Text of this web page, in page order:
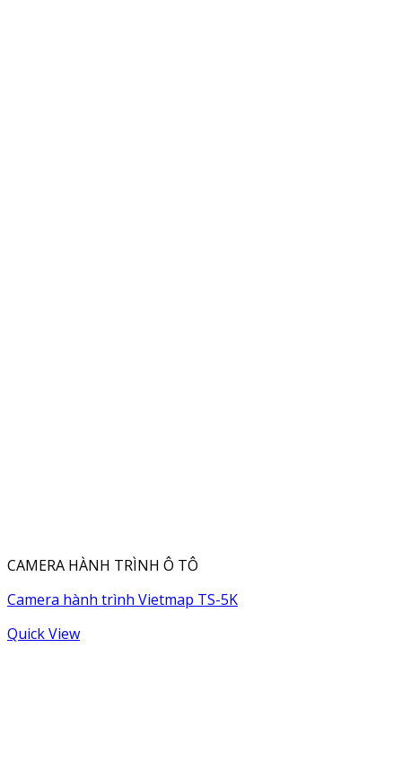
CAMERA HÀNH TRÌNH Ô TÔ
Camera hành trình Vietmap TS-5K
Quick View